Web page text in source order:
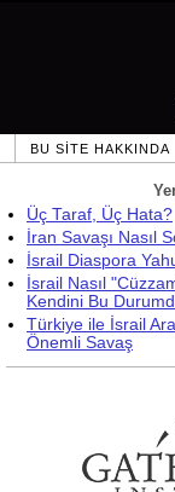
BU SITE HAKKINDA
Üç Taraf, Üç Hata?
İran Savaşı Nasıl
İsrail Diaspora
İsrail Nasıl
Kendini Bu
Türkiye ile İsrail
Önemli Savaş